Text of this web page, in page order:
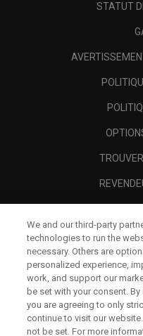
STATUT
A
We and our third-party
technologies to run the
necessary. Others are
personalized experience,
work, and support our
be set with your consent.
you are agreeing to only
continue to visit our
not be set. For more